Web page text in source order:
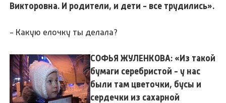
Викторовна. И родители, и дети - все трудились».
- Какую елочку ты делала?
СОФЬЯ ЖУЛЕНКОВА: «Из такой
бумаги серебристой - у нас
были там цветочки, бусы и
сердечки из сахарной